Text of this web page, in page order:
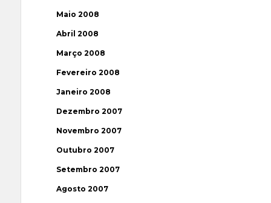
Maio 2008
Abril 2008
Março 2008
Fevereiro 2008
Janeiro 2008
Dezembro 2007
Novembro 2007
Outubro 2007
Setembro 2007
Agosto 2007